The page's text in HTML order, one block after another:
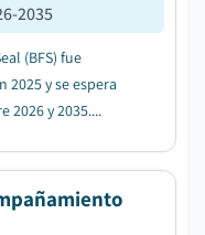
2035
(BFS) fue
2025 y se espera
2026 y 2035....